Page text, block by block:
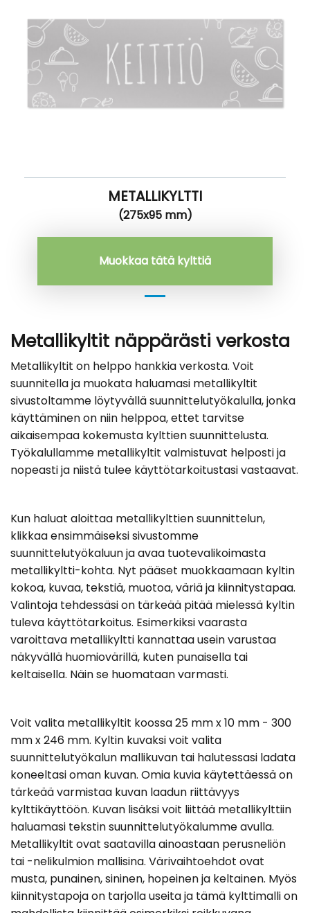
METALLIKYLTTI
(275x95 mm)
Muokkaa tätä kylttiä
Metallikyltit näppärästi verkosta
Metallikyltit on helppo hankkia verkosta. Voit
suunnitella ja muokata haluamasi metallikyltit
sivustoltamme löytyvällä suunnittelutyökalulla, jonka
käyttäminen on niin helppoa, ettet tarvitse
aikaisempaa kokemusta kylttien suunnittelusta.
Työkalullamme metallikyltit valmistuvat helposti ja
nopeasti ja niistä tulee käyttötarkoitustasi vastaavat.
Kun haluat aloittaa metallikylttien suunnittelun,
klikkaa ensimmäiseksi sivustomme
suunnittelutyökaluun ja avaa tuotevalikoimasta
metallikyltti-kohta. Nyt pääset muokkaamaan kyltin
kokoa, kuvaa, tekstiä, muotoa, väriä ja kiinnitystapaa.
Valintoja tehdessäsi on tärkeää pitää mielessä kyltin
tuleva käyttötarkoitus. Esimerkiksi vaarasta
varoittava metallikyltti kannattaa usein varustaa
näkyvällä huomiovärillä, kuten punaisella tai
keltaisella. Näin se huomataan varmasti.
Voit valita metallikyltit koossa 25 mm x 10 mm - 300
mm x 246 mm. Kyltin kuvaksi voit valita
suunnittelutyökalun mallikuvan tai halutessasi ladata
koneeltasi oman kuvan. Omia kuvia käytettäessä on
tärkeää varmistaa kuvan laadun riittävyys
kylttikäyttöön. Kuvan lisäksi voit liittää metallikylttiin
haluamasi tekstin suunnittelutyökalumme avulla.
Metallikyltit ovat saatavilla ainoastaan perusneliön
tai -nelikulmion mallisina. Värivaihtoehdot ovat
musta, punainen, sininen, hopeinen ja keltainen. Myös
kiinnitystapoja on tarjolla useita ja tämä kylttimalli on